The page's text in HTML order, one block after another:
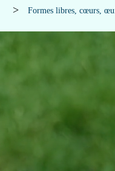
Formes libres, cœurs,